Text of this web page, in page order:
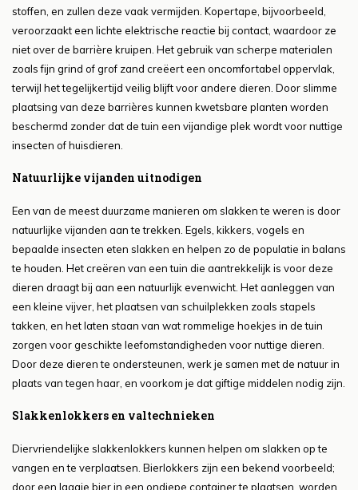
stoffen, en zullen deze vaak vermijden. Kopertape, bijvoorbeeld,
veroorzaakt een lichte elektrische reactie bij contact, waardoor ze
niet over de barrière kruipen. Het gebruik van scherpe materialen
zoals fijn grind of grof zand creëert een oncomfortabel oppervlak,
terwijl het tegelijkertijd veilig blijft voor andere dieren. Door slimme
plaatsing van deze barrières kunnen kwetsbare planten worden
beschermd zonder dat de tuin een vijandige plek wordt voor nuttige
insecten of huisdieren.
Natuurlijke vijanden uitnodigen
Een van de meest duurzame manieren om slakken te weren is door
natuurlijke vijanden aan te trekken. Egels, kikkers, vogels en
bepaalde insecten eten slakken en helpen zo de populatie in balans
te houden. Het creëren van een tuin die aantrekkelijk is voor deze
dieren draagt bij aan een natuurlijk evenwicht. Het aanleggen van
een kleine vijver, het plaatsen van schuilplekken zoals stapels
takken, en het laten staan van wat rommelige hoekjes in de tuin
zorgen voor geschikte leefomstandigheden voor nuttige dieren.
Door deze dieren te ondersteunen, werk je samen met de natuur in
plaats van tegen haar, en voorkom je dat giftige middelen nodig zijn.
Slakkenlokkers en valtechnieken
Diervriendelijke slakkenlokkers kunnen helpen om slakken op te
vangen en te verplaatsen. Bierlokkers zijn een bekend voorbeeld;
door een laagje bier in een ondiepe container te plaatsen, worden